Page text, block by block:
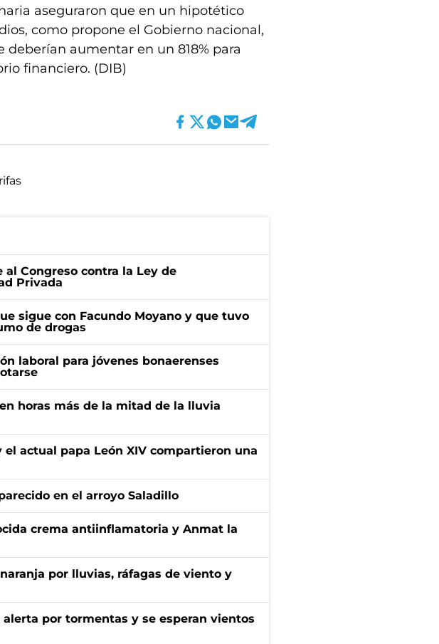
aseguraron que en un hipotético
como propone el Gobierno nacional,
deberían aumentar en un 818% para
financiero. (DIB)
Congreso contra la Ley de
Privada
sigue con Facundo Moyano y que tuvo
de drogas
laboral para jóvenes bonaerenses
horas más de la mitad de la lluvia
actual papa León XIV compartieron una
en el arroyo Saladillo
crema antiinflamatoria y Anmat la
por lluvias, ráfagas de viento y
por tormentas y se esperan vientos